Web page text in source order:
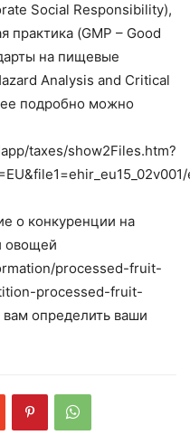
Social Responsibility),
практика (GMP – Good
на пищевые
Analysis and Critical
подробно можно
taxes/show2Files.htm?
о конкуренции на
овощей
processed-fruit-
processed-fruit-
определить ваши